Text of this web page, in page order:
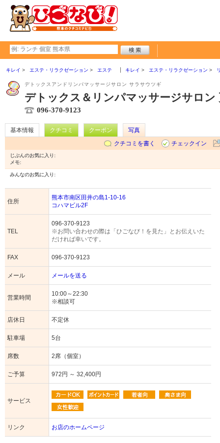
キレイ エステ・リラクゼーション エステ キレイ エステ・リラクゼーション
デトックスアンドリンパマッサージサロン サラサウツギ
デトックス＆リンパマッサージサロン
096-370-9123
基本情報 クチコミ クーポン
写真
クチコミを書く
チェックイン
じぶんのお気に入り:
メモ:
みんなのお気に入り:
住所
熊本市南区田井の島1-10-16
コハマビル2F
TEL
096-370-9123
※お問い合わせの際は「ひごなび！を見た」とお伝えいた
だければ幸いです。
FAX 096-370-9123
メール メールを送る
営業時間
10:00～22:30
※相談可
店休日 不定休
駐車場 5台
席数 2席（個室）
ご予算 972円 ～ 32,400円
サービス
リンク お店のホームページ